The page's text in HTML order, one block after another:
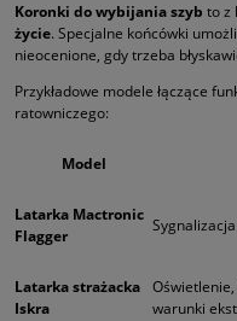
Koronki do wybijania szyb to z
życie. Specjalne końcówki
nieocenione, gdy trzeba
Przykładowe modele łączące
ratowniczego:
Model
Latarka Mactronic
Flagger
Latarka strażacka
Iskra
warunki